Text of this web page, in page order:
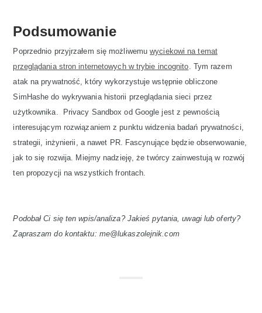
Podsumowanie
Poprzednio przyjrzałem się możliwemuwyciekowi na temat
przeglądania stron internetowych w trybie incognito . Tym razem
atak na prywatność, który wykorzystuje wstępnie obliczone
SimHashe do wykrywania historii przeglądania sieci przez
użytkownika. Privacy Sandbox od Google jest z pewnością
interesującym rozwiązaniem z punktu widzenia badań prywatności,
strategii, inżynierii, a nawet PR. Fascynujące będzie obserwowanie,
jak to się rozwija. Miejmy nadzieję, że twórcy zainwestują w rozwój
ten propozycji na wszystkich frontach.
Podobał Ci się ten wpis/analiza? Jakieś pytania, uwagi lub oferty?
Zapraszam do kontaktu: me@lukaszolejnik.com